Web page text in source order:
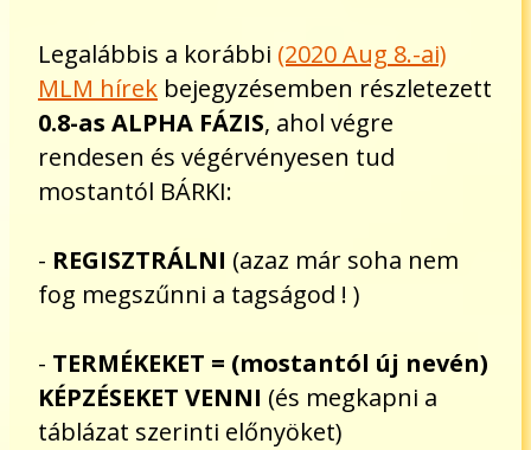
Legalábbis a korábbi (2020 Aug 8.-ai)
MLM hírek bejegyzésemben részletezett
0.8-as ALPHA FÁZIS, ahol végre
rendesen és végérvényesen tud
mostantól BÁRKI:
- REGISZTRÁLNI (azaz már soha nem
fog megszűnni a tagságod ! )
- TERMÉKEKET = (mostantól új nevén)
KÉPZÉSEKET VENNI (és megkapni a
táblázat szerinti előnyöket)